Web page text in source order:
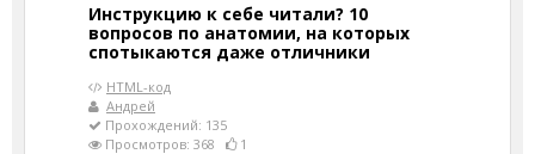
Инструкцию к себе читали? 10
вопросов по анатомии, на которых
спотыкаются даже отличники
HTML-код
Андрей
Прохождений: 135
Просмотров: 368
1